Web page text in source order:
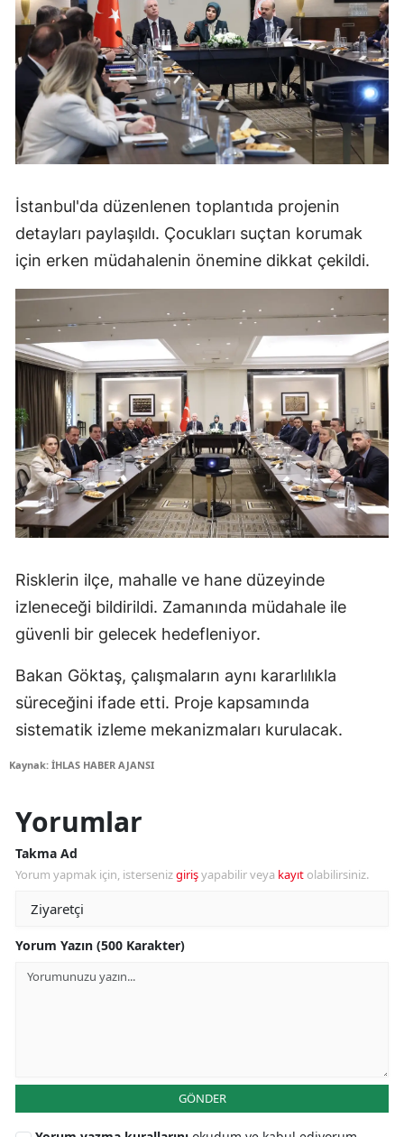
İstanbul'da düzenlenen toplantıda projenin
detayları paylaşıldı. Çocukları suçtan korumak
için erken müdahalenin önemine dikkat çekildi.
Risklerin ilçe, mahalle ve hane düzeyinde
izleneceği bildirildi. Zamanında müdahale ile
güvenli bir gelecek hedefleniyor.
Bakan Göktaş, çalışmaların aynı kararlılıkla
süreceğini ifade etti. Proje kapsamında
sistematik izleme mekanizmaları kurulacak.
Kaynak: İHLAS HABER AJANSI
Yorumlar
Takma Ad
Yorum yapmak için, istersenizgirişyapabilir veya kayıt olabilirsiniz.
Yorum Yazın (500 Karakter)
GÖNDER